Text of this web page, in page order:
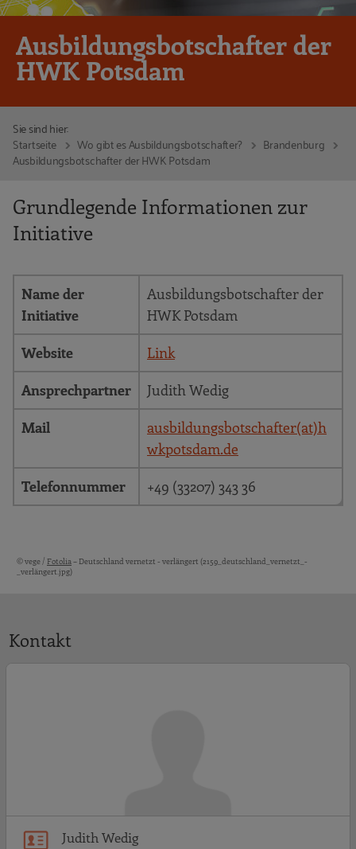
Ausbildungsbotschafter der
HWK Potsdam
Sie sind hier:
Startseite
Wo gibt es Ausbildungsbotschafter?
Brandenburg
Ausbildungsbotschafter der HWK Potsdam
Grundlegende Informationen zur
Initiative
Name der
Initiative
Ausbildungsbotschafter der
HWK Potsdam
Website
Link
Ansprechpartner
Judith Wedig
Mail
ausbildungsbotschafter(at)h
wkpotsdam.de
Telefonnummer
+49 (33207) 343 36
Bildquellen und Copyright-Hinweise
© vege / Fotolia– Deutschland vernetzt - verlängert (2159_deutschland_vernetzt_-
_verlängert.jpg)
Kontakt
Judith Wedig